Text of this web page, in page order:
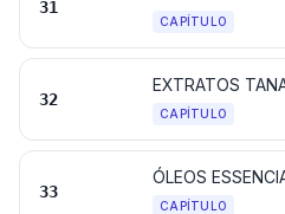
31
CAPÍTULO
32
CAPÍTULO
33
CAPÍTULO